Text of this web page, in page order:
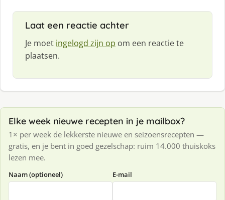
Laat een reactie achter
Je moet ingelogd zijn op om een reactie te
plaatsen.
Elke week nieuwe recepten in je mailbox?
1× per week de lekkerste nieuwe en seizoensrecepten —
gratis, en je bent in goed gezelschap: ruim 14.000 thuiskoks
lezen mee.
Naam (optioneel) E-mail